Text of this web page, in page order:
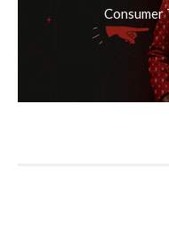
Consumer